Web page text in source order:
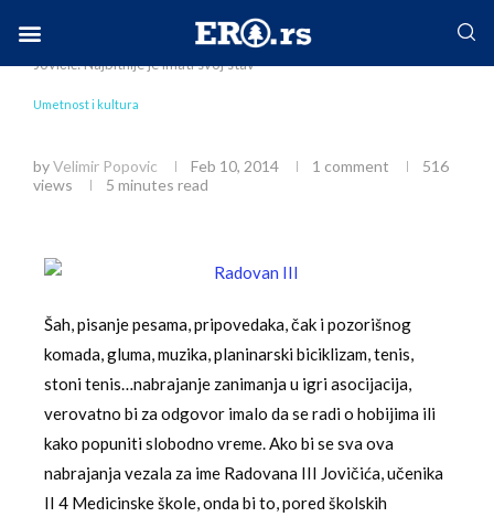
Home Umetnost i kultura
Jovičić: Najbitnije je imati svoj stav
Umetnost i kultura
byVelimir Popovic Feb 10, 2014 1 comment
516
views
5 minutes read
Šah, pisanje pesama, pripovedaka, čak i pozorišnog
komada, gluma, muzika, planinarski biciklizam, tenis,
stoni tenis…nabrajanje zanimanja u igri asocijacija,
verovatno bi za odgovor imalo da se radi o hobijima ili
kako popuniti slobodno vreme. Ako bi se sva ova
nabrajanja vezala za ime Radovana III Jovičića, učenika
II 4 Medicinske škole, onda bi to, pored školskih